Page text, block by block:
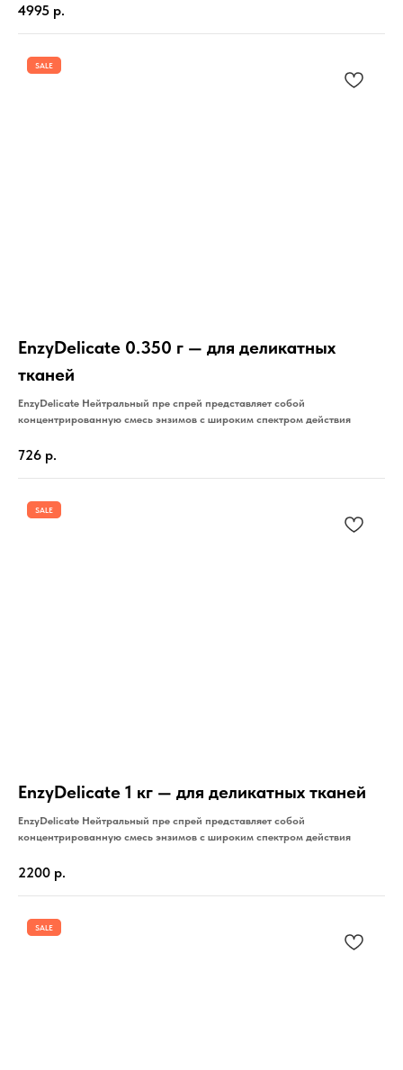
4995 р.
SALE
EnzyDelicate 0.350 г — для деликатных
тканей
EnzyDelicate Нейтральный пре спрей представляет собой
концентрированную смесь энзимов с широким спектром действия
726 р.
SALE
EnzyDelicate 1 кг — для деликатных тканей
EnzyDelicate Нейтральный пре спрей представляет собой
концентрированную смесь энзимов с широким спектром действия
2200 р.
SALE